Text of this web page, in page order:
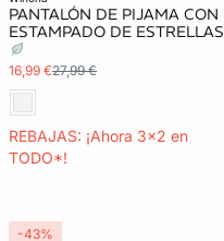
PANTALÓN DE PIJAMA CON
ESTAMPADO DE ESTRELLAS
16,99 €27,99 €
REBAJAS: ¡Ahora 3x2 en
TODO*!
-43%